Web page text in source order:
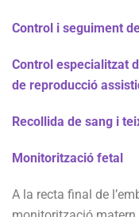
Control i seguiment
Control especialitzat
de reproducció
Recollida de sang i
Monitorització fetal
A la recta final de